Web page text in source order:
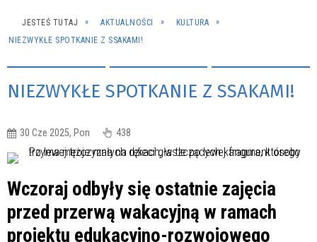
JESTEŚ TUTAJ AKTUALNOŚCI
KULTURA
NIEZWYKŁE SPOTKANIE Z SSAKAMI!
NIEZWYKŁE SPOTKANIE Z SSAKAMI!
30 Cze 2025, Pon 438
Wczoraj odbyły się ostatnie zajęcia
przed przerwą wakacyjną w ramach
projektu edukacyjno-rozwojowego